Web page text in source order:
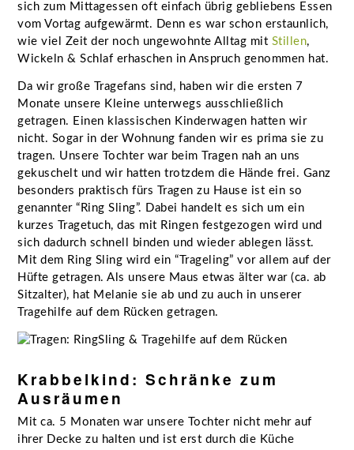
sich zum Mittagessen oft einfach übrig gebliebens Essen
vom Vortag aufgewärmt. Denn es war schon erstaunlich,
wie viel Zeit der noch ungewohnte Alltag mit Stillen,
Wickeln & Schlaf erhaschen in Anspruch genommen hat.
Da wir große Tragefans sind, haben wir die ersten 7
Monate unsere Kleine unterwegs ausschließlich
getragen. Einen klassischen Kinderwagen hatten wir
nicht. Sogar in der Wohnung fanden wir es prima sie zu
tragen. Unsere Tochter war beim Tragen nah an uns
gekuschelt und wir hatten trotzdem die Hände frei. Ganz
besonders praktisch fürs Tragen zu Hause ist ein so
genannter “Ring Sling”. Dabei handelt es sich um ein
kurzes Tragetuch, das mit Ringen festgezogen wird und
sich dadurch schnell binden und wieder ablegen lässt.
Mit dem Ring Sling wird ein “Trageling” vor allem auf der
Hüfte getragen. Als unsere Maus etwas älter war (ca. ab
Sitzalter), hat Melanie sie ab und zu auch in unserer
Tragehilfe auf dem Rücken getragen.
Krabbelkind: Schränke zum
Ausräumen
Mit ca. 5 Monaten war unsere Tochter nicht mehr auf
ihrer Decke zu halten und ist erst durch die Küche